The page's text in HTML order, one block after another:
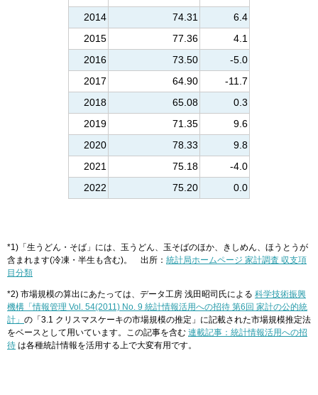
2014
74.31
6.4
2015
77.36
4.1
2016
73.50
-5.0
2017
64.90
-11.7
2018
65.08
0.3
2019
71.35
9.6
2020
78.33
9.8
2021
75.18
-4.0
2022
75.20 0.0
*1)「生うどん・そば」には、玉うどん、玉そばのほか、きしめん、ほうとうが
含まれます(冷凍・半生も含む)。 出所： 統計局ホームページ 家計調査 収支項
目分類
*2) 市場規模の算出にあたっては、データ工房 浅田昭司氏による 科学技術振興
機構「情報管理 Vol. 54(2011) No. 9 統計情報活用への招待 第6回 家計の公的統
計」 の「3.1 クリスマスケーキの市場規模の推定」に記載された市場規模推定法
をベースとして用いています。この記事を含む 連載記事：統計情報活用への招
待 は各種統計情報を活用する上で大変有用です。